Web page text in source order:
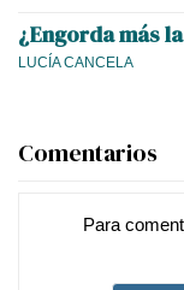
¿Engorda más
LUCÍA CANCELA
Comentarios
Para